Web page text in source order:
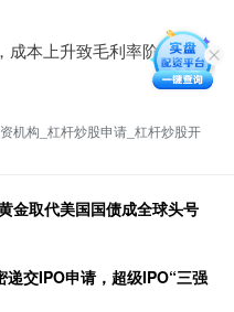
成本上升致毛利率阶段承压
机构_杠杆炒股申请_杠杆炒股开
金取代美国国债成全球头号
交IPO申请，超级IPO“三强